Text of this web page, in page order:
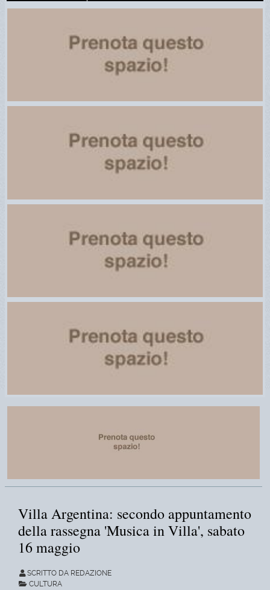
Villa Argentina: secondo appuntamento
della rassegna 'Musica in Villa', sabato
16 maggio
SCRITTO DA REDAZIONE
CULTURA